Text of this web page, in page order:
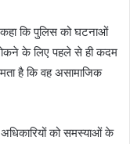
कि पुलिस को घटनाओं
के लिए पहले से ही कदम
है कि वह असामाजिक
को समस्याओं के